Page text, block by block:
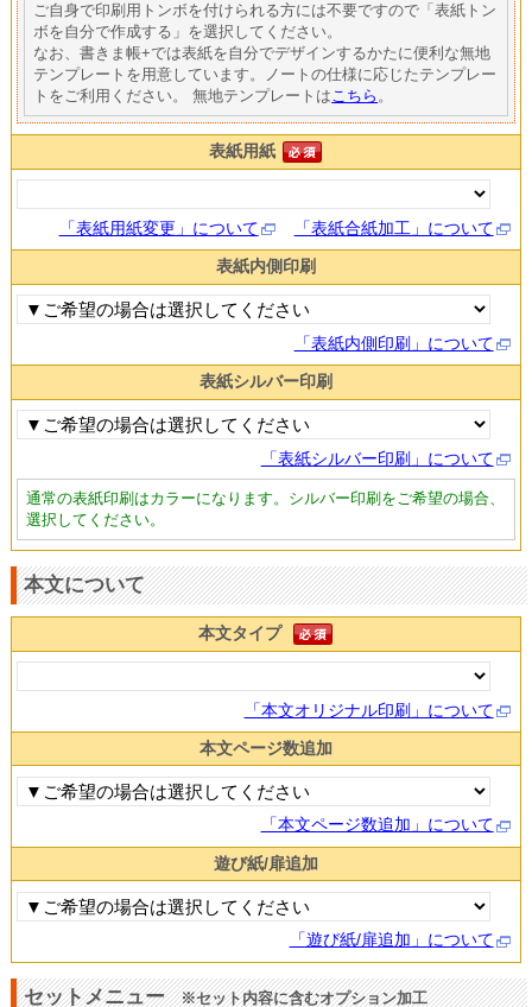
ご自身で印刷用トンボを付けられる方には不要ですので「表紙トン
ボを自分で作成する」を選択してください。
なお、書きま帳+では表紙を自分でデザインするかたに便利な無地
テンプレートを用意しています。ノートの仕様に応じたテンプレー
トをご利用ください。 無地テンプレートはこちら 。
表紙用紙
「表紙用紙変更」について 「表紙合紙加工」について
表紙内側印刷
「表紙内側印刷」について
表紙シルバー印刷
「表紙シルバー印刷」について
通常の表紙印刷はカラーになります。シルバー印刷をご希望の場合、
選択してください。
本文について
本文タイプ
「本文オリジナル印刷」について
本文ページ数追加
「本文ページ数追加」について
遊び紙/扉追加
「遊び紙/扉追加」について
セットメニュー※セット内容に含むオプション加工